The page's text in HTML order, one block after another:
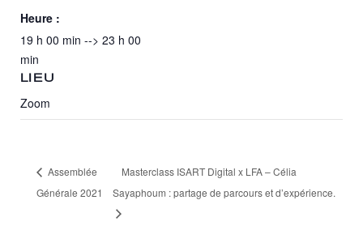
Heure :
19 h 00 min --> 23 h 00
min
LIEU
Zoom
Assemblée
Générale 2021
Masterclass ISART Digital x LFA – Célia
Sayaphoum : partage de parcours et d’expérience.